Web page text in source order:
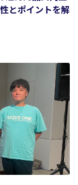
とポイントを解